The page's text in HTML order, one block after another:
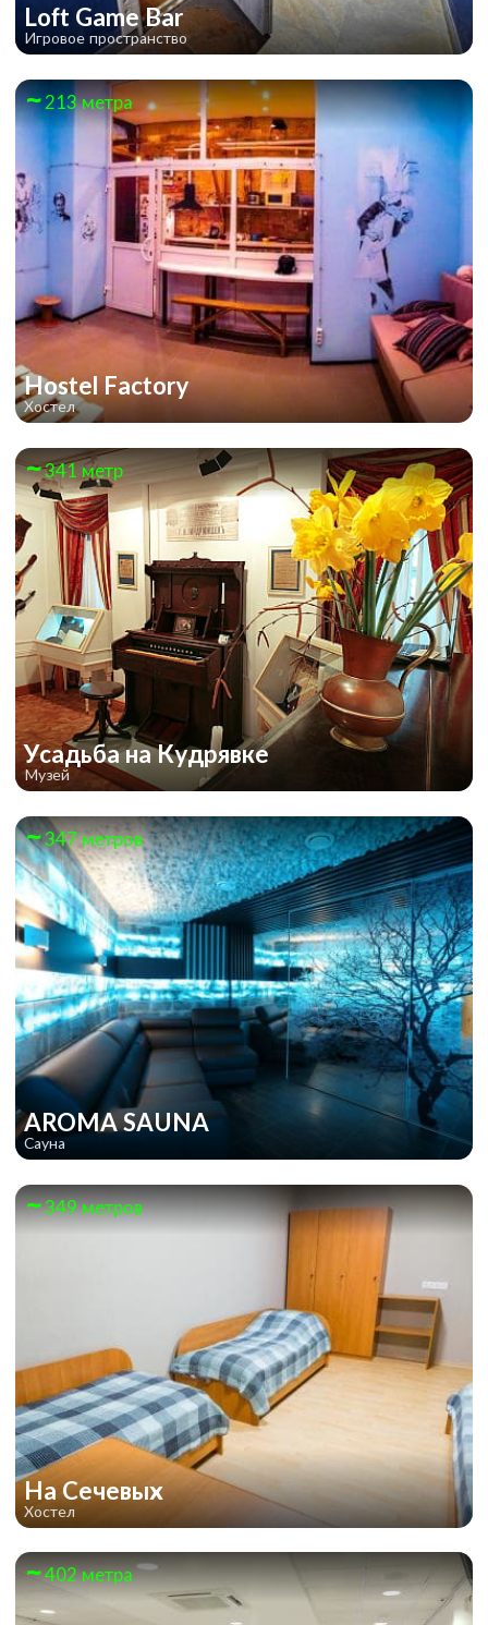
Loft Game Bar
Игровое пространство
213 метра
Hostel Factory
Хостел
341 метр
Усадьба на Кудрявке
Музей
347 метров
AROMA SAUNA
Сауна
349 метров
На Сечевых
Хостел
402 метра